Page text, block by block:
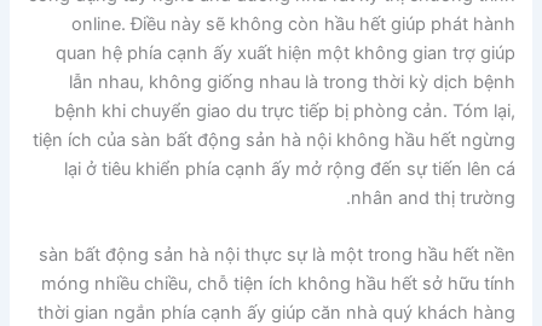
online. Điều này sẽ không còn hầu hết giúp phát hành
quan hệ phía cạnh ấy xuất hiện một không gian trợ giúp
lẫn nhau, không giống nhau là trong thời kỳ dịch bệnh
bệnh khi chuyển giao du trực tiếp bị phòng cản. Tóm lại,
tiện ích của sàn bất động sản hà nội không hầu hết ngừng
lại ở tiêu khiển phía cạnh ấy mở rộng đến sự tiến lên cá
nhân and thị trường.
sàn bất động sản hà nội thực sự là một trong hầu hết nền
móng nhiều chiều, chỗ tiện ích không hầu hết sở hữu tính
thời gian ngắn phía cạnh ấy giúp căn nhà quý khách hàng